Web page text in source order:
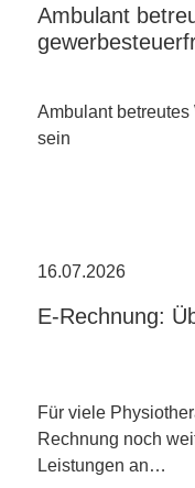
Ambulant
Ambulant
sein
16.07.2026
E-Rechnung:
Für viele
Rechnung noch
Leistungen an…